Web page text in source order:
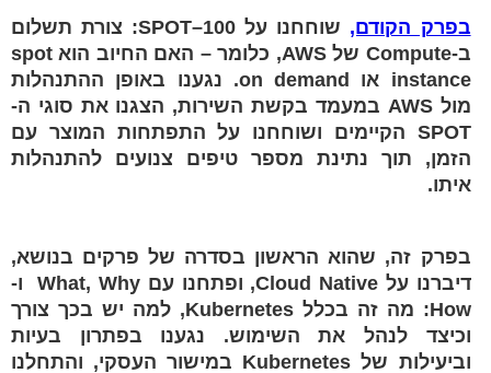
בפרק הקודם,
שוחחנו על SPOT–100: צורת תשלום
ב-Compute של AWS, כלומר – האם החיוב הוא spot
instance או on demand. נגענו באופן ההתנהלות
מול AWS במעמד בקשת השירות, הצגנו את סוגי ה-
SPOT הקיימים ושוחחנו על התפתחות המוצר עם
הזמן, תוך נתינת מספר טיפים צנועים להתנהלות
איתו.
בפרק זה, שהוא הראשון בסדרה של פרקים בנושא,
דיברנו על Cloud Native, ופתחנו עם What, Why ו-
How: מה זה בכלל Kubernetes, למה יש בכך צורך
וכיצד לנהל את השימוש. נגענו בפתרון בעיות
וביעילות של Kubernetes במישור העסקי, והתחלנו